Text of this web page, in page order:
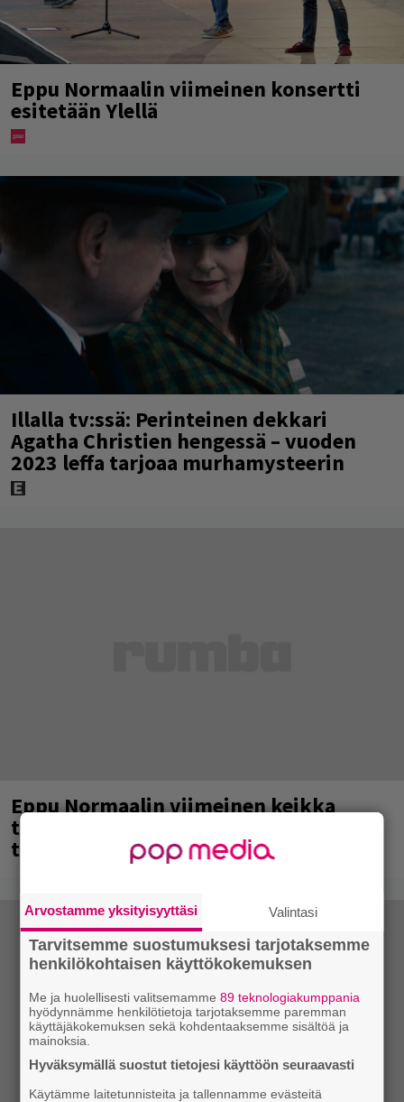
Eppu Normaalin viimeinen konsertti
esitetään Ylellä
Illalla tv:ssä: Perinteinen dekkari
Agatha Christien hengessä – vuoden
2023 leffa tarjoaa murhamysteerin
Eppu Normaalin viimeinen keikka
tänään – katso kuvagalleria torstailta
täältä
Arvostamme yksityisyyttäsi Valintasi
Tarvitsemme suostumuksesi tarjotaksemme
henkilökohtaisen käyttökokemuksen
Me ja huolellisesti valitsemamme89 teknologiakumppania
hyödynnämme henkilötietoja tarjotaksemme paremman
käyttäjäkokemuksen sekä kohdentaaksemme sisältöä ja
mainoksia.
Hyväksymällä suostut tietojesi käyttöön seuraavasti
Käytämme laitetunnisteita ja tallennamme evästeitä